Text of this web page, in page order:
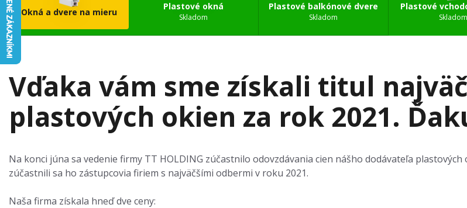
Okná a dvere na mieru
Plastové okná
Skladom
Plastové balkónové dvere
Skladom
Plastové
Skladom
Vďaka vám sme získali titul
plastových okien za rok 2021.
Na konci júna sa vedenie firmy TT HOLDING zúčastnilo odovzdávania cien nášho dodávateľa
zúčastnili sa ho zástupcovia firiem s najväčšími odbermi v roku 2021.
Naša firma získala hneď dve ceny: